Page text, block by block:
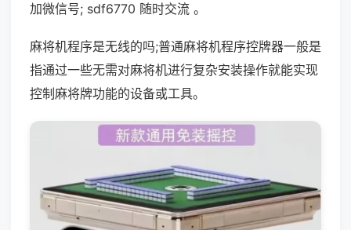
加微信号; sdf6770 随时交流 。
麻将机程序是无线的吗;普通麻将机程序控牌器一般是
指通过一些无需对麻将机进行复杂安装操作就能实现
控制麻将牌功能的设备或工具。